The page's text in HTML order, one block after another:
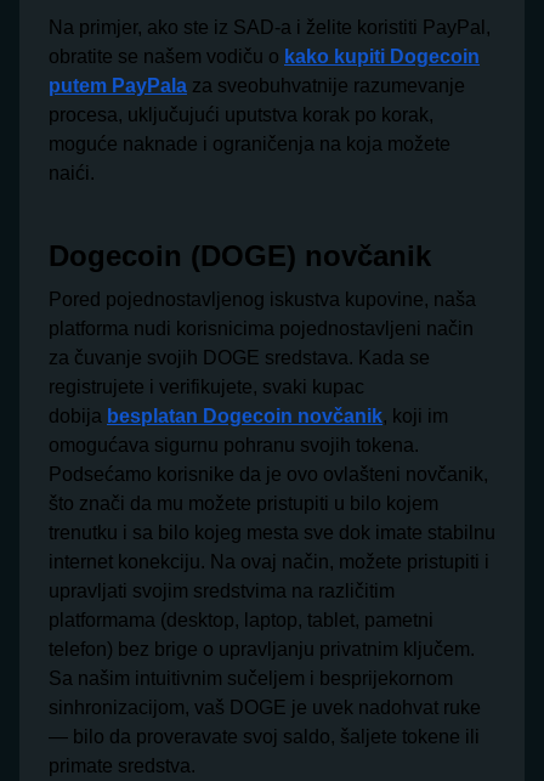
Na primjer, ako ste iz SAD-a i želite koristiti PayPal,
obratite se našem vodiču o kako kupiti Dogecoin
putem PayPala za sveobuhvatnije razumevanje
procesa, uključujući uputstva korak po korak,
moguće naknade i ograničenja na koja možete
naići.
Dogecoin (DOGE) novčanik
Pored pojednostavljenog iskustva kupovine, naša
platforma nudi korisnicima pojednostavljeni način
za čuvanje svojih DOGE sredstava. Kada se
registrujete i verifikujete, svaki kupac
dobija besplatan Dogecoin novčanik, koji im
omogućava sigurnu pohranu svojih tokena.
Podsećamo korisnike da je ovo ovlašteni novčanik,
što znači da mu možete pristupiti u bilo kojem
trenutku i sa bilo kojeg mesta sve dok imate stabilnu
internet konekciju. Na ovaj način, možete pristupiti i
upravljati svojim sredstvima na različitim
platformama (desktop, laptop, tablet, pametni
telefon) bez brige o upravljanju privatnim ključem.
Sa našim intuitivnim sučeljem i besprijekornom
sinhronizacijom, vaš DOGE je uvek nadohvat ruke
— bilo da proveravate svoj saldo, šaljete tokene ili
primate sredstva.